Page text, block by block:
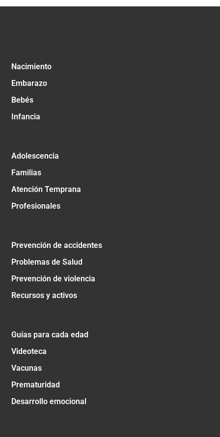
Nacimiento
Embarazo
Bebés
Infancia
Adolescencia
Familias
Atención Temprana
Profesionales
Prevención de accidentes
Problemas de Salud
Prevención de violencia
Recursos y activos
Guías para cada edad
Videoteca
Vacunas
Prematuridad
Desarrollo emocional